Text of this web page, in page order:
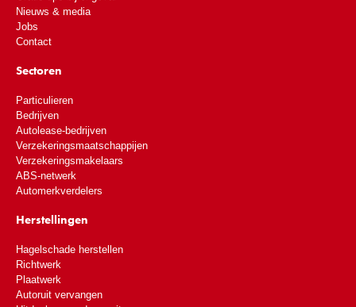
Nieuws & media
Jobs
Contact
Sectoren
Particulieren
Bedrijven
Autolease-bedrijven
Verzekeringsmaatschappijen
Verzekeringsmakelaars
ABS-netwerk
Automerkverdelers
Herstellingen
Hagelschade herstellen
Richtwerk
Plaatwerk
Autoruit vervangen